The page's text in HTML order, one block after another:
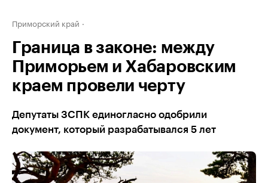
Приморский край
Граница в законе: между
Приморьем и Хабаровским
краем провели черту
Депутаты ЗСПК единогласно одобрили
документ, который разрабатывался 5 лет